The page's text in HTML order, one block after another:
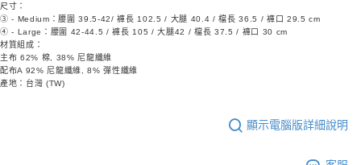
尺寸：
③ - Medium：腰圍 39.5-42/ 褲長 102.5 / 大腿 40.4 / 檔長 36.5 / 褲口 29.5 cm
④ - Large：腰圍 42-44.5 / 褲長 105 / 大腿42 / 檔長 37.5 / 褲口 30 cm
材質組成：
主布 62% 棉, 38% 尼龍纖維
配布A 92% 尼龍纖維, 8% 彈性纖維
產地：台灣 (TW)
顯示電腦版詳細說明